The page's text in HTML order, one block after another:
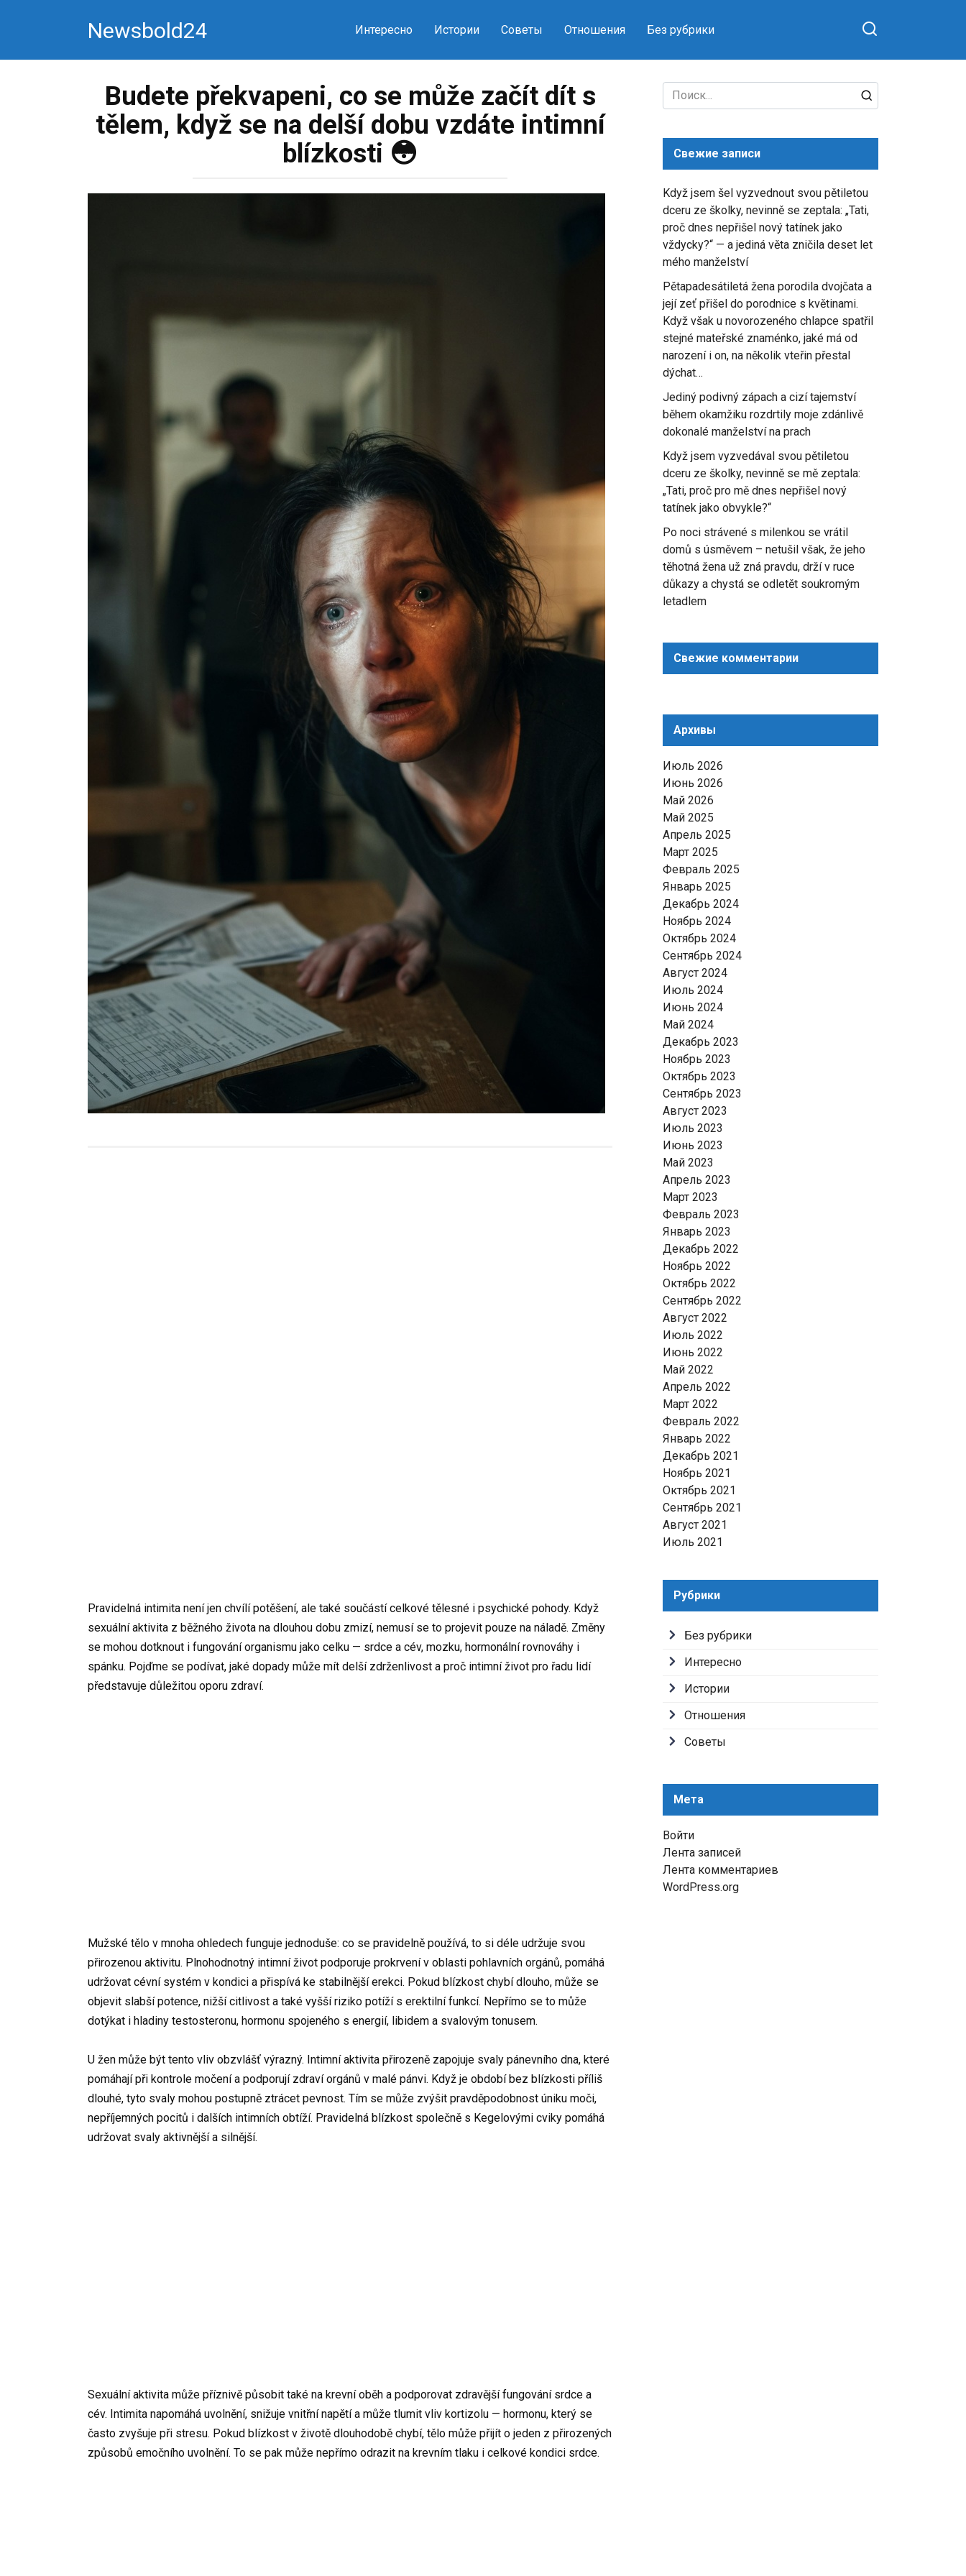
Newsbold24 Интересно Истории Советы Отношения Без рубрики
Budete překvapeni, co se může začít dít s
tělem, když se na delší dobu vzdáte intimní
blízkosti 😳
Pravidelná intimita není jen chvílí potěšení, ale také součástí celkové tělesné i psychické pohody. Když
sexuální aktivita z běžného života na dlouhou dobu zmizí, nemusí se to projevit pouze na náladě. Změny
se mohou dotknout i fungování organismu jako celku — srdce a cév, mozku, hormonální rovnováhy i
spánku. Pojďme se podívat, jaké dopady může mít delší zdrženlivost a proč intimní život pro řadu lidí
představuje důležitou oporu zdraví.
Mužské tělo v mnoha ohledech funguje jednoduše: co se pravidelně používá, to si déle udržuje svou
přirozenou aktivitu. Plnohodnotný intimní život podporuje prokrvení v oblasti pohlavních orgánů, pomáhá
udržovat cévní systém v kondici a přispívá ke stabilnější erekci. Pokud blízkost chybí dlouho, může se
objevit slabší potence, nižší citlivost a také vyšší riziko potíží s erektilní funkcí. Nepřímo se to může
dotýkat i hladiny testosteronu, hormonu spojeného s energií, libidem a svalovým tonusem.
U žen může být tento vliv obzvlášť výrazný. Intimní aktivita přirozeně zapojuje svaly pánevního dna, které
pomáhají při kontrole močení a podporují zdraví orgánů v malé pánvi. Když je období bez blízkosti příliš
dlouhé, tyto svaly mohou postupně ztrácet pevnost. Tím se může zvýšit pravděpodobnost úniku moči,
nepříjemných pocitů i dalších intimních obtíží. Pravidelná blízkost společně s Kegelovými cviky pomáhá
udržovat svaly aktivnější a silnější.
Sexuální aktivita může příznivě působit také na krevní oběh a podporovat zdravější fungování srdce a
cév. Intimita napomáhá uvolnění, snižuje vnitřní napětí a může tlumit vliv kortizolu — hormonu, který se
často zvyšuje při stresu. Pokud blízkost v životě dlouhodobě chybí, tělo může přijít o jeden z přirozených
způsobů emočního uvolnění. To se pak může nepřímo odrazit na krevním tlaku i celkové kondici srdce.
Search
for:
Свежие записи
Když jsem šel vyzvednout svou pětiletou
dceru ze školky, nevinně se zeptala: „Tati,
proč dnes nepřišel nový tatínek jako
vždycky?“ — a jediná věta zničila deset let
mého manželství
Pětapadesátiletá žena porodila dvojčata a
její zeť přišel do porodnice s květinami.
Když však u novorozeného chlapce spatřil
stejné mateřské znaménko, jaké má od
narození i on, na několik vteřin přestal
dýchat…
Jediný podivný zápach a cizí tajemství
během okamžiku rozdrtily moje zdánlivě
dokonalé manželství na prach
Když jsem vyzvedával svou pětiletou
dceru ze školky, nevinně se mě zeptala:
„Tati, proč pro mě dnes nepřišel nový
tatínek jako obvykle?“
Po noci strávené s milenkou se vrátil
domů s úsměvem – netušil však, že jeho
těhotná žena už zná pravdu, drží v ruce
důkazy a chystá se odletět soukromým
letadlem
Свежие комментарии
Архивы
Июль 2026
Июнь 2026
Май 2026
Май 2025
Апрель 2025
Март 2025
Февраль 2025
Январь 2025
Декабрь 2024
Ноябрь 2024
Октябрь 2024
Сентябрь 2024
Август 2024
Июль 2024
Июнь 2024
Май 2024
Декабрь 2023
Ноябрь 2023
Октябрь 2023
Сентябрь 2023
Август 2023
Июль 2023
Июнь 2023
Май 2023
Апрель 2023
Март 2023
Февраль 2023
Январь 2023
Декабрь 2022
Ноябрь 2022
Октябрь 2022
Сентябрь 2022
Август 2022
Июль 2022
Июнь 2022
Май 2022
Апрель 2022
Март 2022
Февраль 2022
Январь 2022
Декабрь 2021
Ноябрь 2021
Октябрь 2021
Сентябрь 2021
Август 2021
Июль 2021
Рубрики
Без рубрики
Интересно
Истории
Отношения
Советы
Мета
Войти
Лента записей
Лента комментариев
WordPress.org